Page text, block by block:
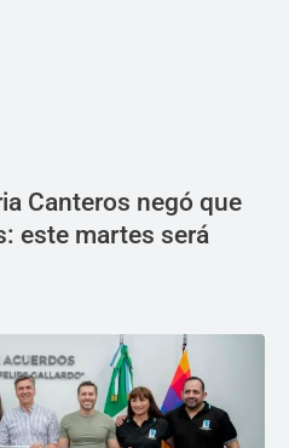
Canteros negó que
este martes será